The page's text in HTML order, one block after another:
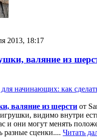
2013, 18:17
валяние из
начинающих: как
валяние из шерсти от
видимо внутри
и они могут менять
разные сценки.... Читать